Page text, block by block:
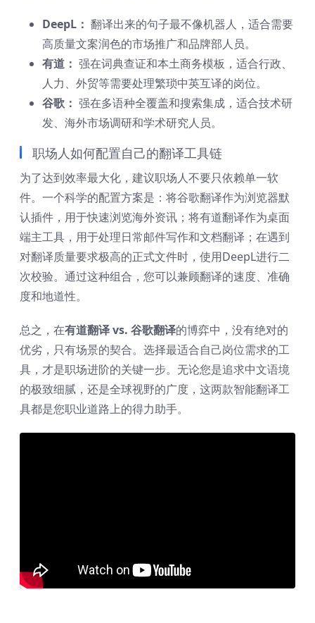
DeepL： 翻译出来的句子最不像机器人，适合需要
高质量文案润色的市场推广和品牌部人员。
有道： 强在词典查证和本土商务模板，适合行政、
人力、外贸等需要处理繁琐中英互译的岗位。
谷歌： 强在多语种全覆盖和搜索集成，适合技术研
发、海外市场调研和学术研究人员。
职场人如何配置自己的翻译工具链
为了达到效率最大化，建议职场人不要只依赖单一软
件。一个科学的配置方案是：将谷歌翻译作为浏览器默
认插件，用于快速浏览海外资讯；将有道翻译作为桌面
端主工具，用于处理日常邮件写作和文档翻译；在遇到
对翻译质量要求极高的正式文件时，使用DeepL进行二
次校验。通过这种组合，您可以兼顾翻译的速度、准确
度和地道性。
总之，在有道翻译 vs. 谷歌翻译的博弈中，没有绝对的
优劣，只有场景的契合。选择最适合自己岗位需求的工
具，才是职场进阶的关键一步。无论您是追求中文语境
的极致细腻，还是全球视野的广度，这两款智能翻译工
具都是您职业道路上的得力助手。